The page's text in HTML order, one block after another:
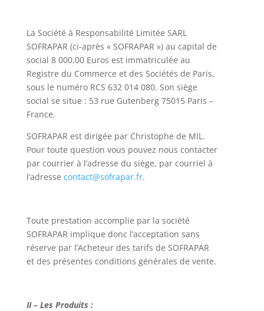
La Société à Responsabilité Limitée SARL
SOFRAPAR (ci-après « SOFRAPAR ») au capital de
social 8 000,00 Euros est immatriculée au
Registre du Commerce et des Sociétés de Paris,
sous le numéro RCS 632 014 080. Son siège
social se situe : 53 rue Gutenberg 75015 Paris –
France.
SOFRAPAR est dirigée par Christophe de MIL.
Pour toute question vous pouvez nous contacter
par courrier à l’adresse du siège, par courriel à
l’adresse contact@sofrapar.fr.
Toute prestation accomplie par la société
SOFRAPAR implique donc l’acceptation sans
réserve par l’Acheteur des tarifs de SOFRAPAR
et des présentes conditions générales de vente.
II – Les Produits :